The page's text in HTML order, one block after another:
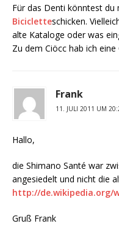
Für das Denti könntest du
Bicicletteschicken.
alte Kataloge oder was
Zu dem Ciöcc hab ich eine
Frank
11. JULI 2011 UM
Hallo,
die Shimano Santé war
angesiedelt und nicht die
http://de.wikipedia.org/
Gruß Frank